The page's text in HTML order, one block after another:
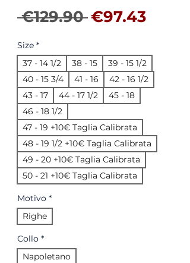
€129.90 Regular Price
€97.43Sale
Size *
37 - 14 1/2
38 - 15
39 - 15 1/2
40 - 15 3/4
41 - 16
42 - 16 1/2
43 - 17
44 - 17 1/2
45 - 18
46 - 18 1/2
47 - 19 +10€ Taglia Calibrata
48 - 19 1/2 +10€ Taglia Calibrata
49 - 20 +10€ Taglia Calibrata
50 - 21 +10€ Taglia Calibrata
Motivo *
Righe
Collo *
Napoletano